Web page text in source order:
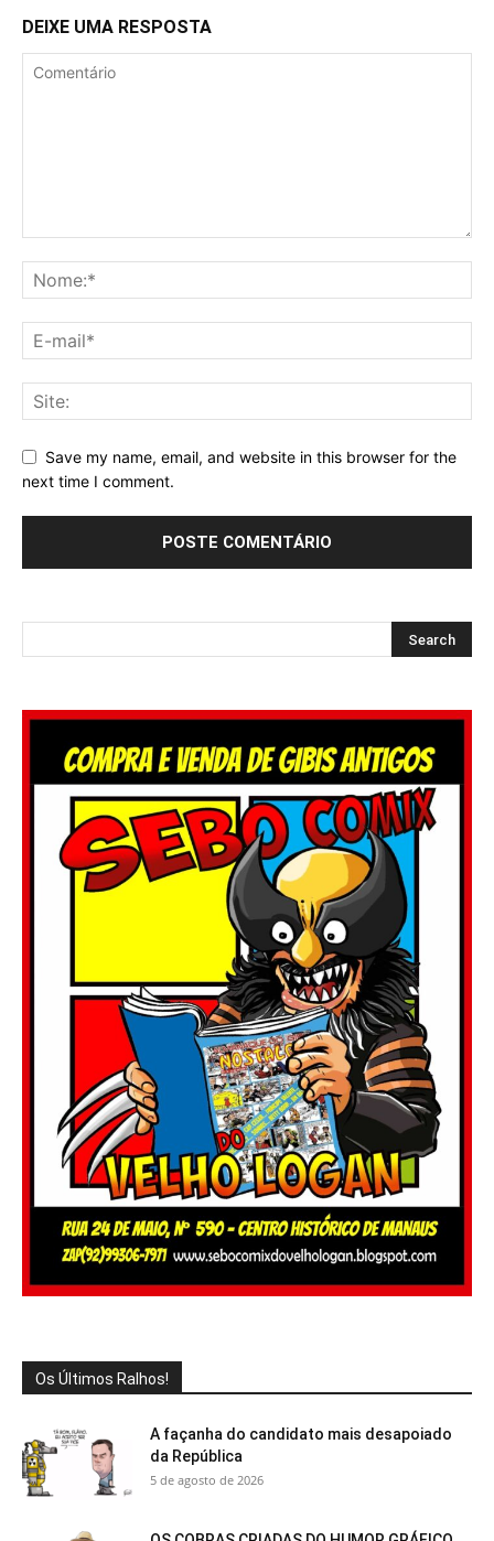
DEIXE UMA RESPOSTA
Save my name, email, and website in this browser for the
next time I comment.
Os Últimos Ralhos!
A façanha do candidato mais desapoiado
da República
5 de agosto de 2026